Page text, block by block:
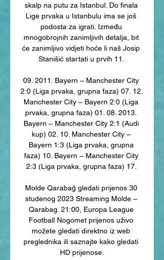
skalp na putu za Istanbul. Do finala
Lige prvaka u Istanbulu ima se još
podosta za igrati. Između
mnogobrojnih zanimljivih detalja, bit
će zanimljivo vidjeti hoće li naš Josip
Stanišić startati u prvih 11.
09. 2011. Bayern – Manchester City
2:0 (Liga prvaka, grupna faza) 07. 12.
Manchester City – Bayern 2:0 (Liga
prvaka, grupna faza) 01. 08. 2013.
Bayern – Manchester City 2:1 (Audi
kup) 02. 10. Manchester City –
Bayern 1:3 (Liga prvaka, grupna
faza) 10. Bayern – Manchester City
2:3 (Liga prvaka, grupna faza) 17.
Molde Qarabağ gledati prijenos 30
studenog 2023 Streaming Molde –
Qarabag. 21:00, Europa League
Football Nogomet prijenos uživo
možete gledati direktno iz web
preglednika ili saznajte kako gledati
HD prijenose.